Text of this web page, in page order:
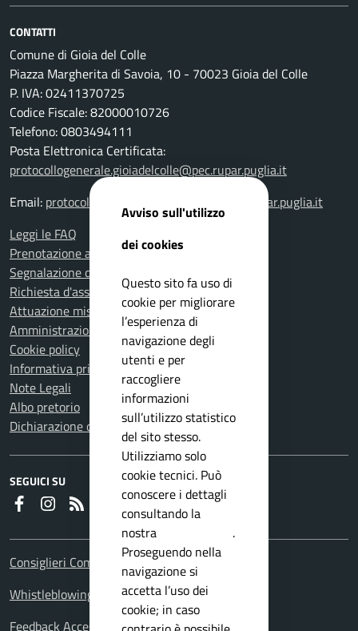
CONTATTI
Comune di Gioia del Colle
Piazza Margherita di Savoia, 10 - 70023 Gioia del Colle
P. IVA: 02411370725
Codice Fiscale: 82000010726
Telefono: 0803494111
Posta Elettronica Certificata:
protocollogenerale.gioiadelcolle@pec.rupar.puglia.it
Email: protocollogenerale.gioiadelcolle@pec.rupar.puglia.it
Leggi le FAQ
Prenotazione appuntamento
Segnalazione disservizio
Richiesta d'assistenza
Attuazione misure PNRR
Amministrazione trasparente
Cookie policy
Informativa privacy
Note Legali
Albo pretorio
Dichiarazione di accessibilità
SEGUICI SU
FaceboookInstagram
Consiglieri Comunali
Whistleblowing Policy
Feedback Accessibilita
Avviso sull'utilizzo
dei cookies
Questo sito fa uso di
cookie per migliorare
l’esperienza di
navigazione degli
utenti e per
raccogliere
informazioni
sull’utilizzo statistico
del sito stesso.
Utilizziamo solo
cookie tecnici. Può
conoscere i dettagli
consultando la
nostra
.
Proseguendo nella
navigazione si
accetta l’uso dei
cookie; in caso